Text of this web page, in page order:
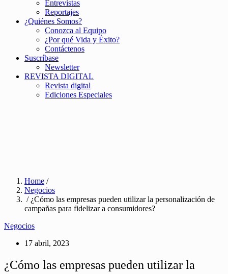
Entrevistas
Reportajes
¿Quiénes Somos?
Conozca al Equipo
¿Por qué Vida y Éxito?
Contáctenos
Suscríbase
Newsletter
REVISTA DIGITAL
Revista digital
Ediciones Especiales
Home /
Negocios
/ ¿Cómo las empresas pueden utilizar la personalización de
campañas para fidelizar a consumidores?
Negocios
17 abril, 2023
¿Cómo las empresas pueden utilizar la